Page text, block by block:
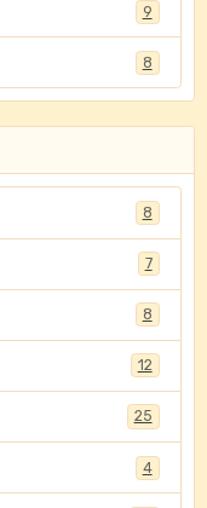
9
8
8
7
8
12
25
4